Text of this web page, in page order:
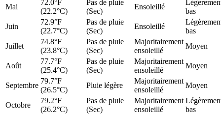
Mai
72.0°F
(22.2°C)
Pas de pluie
(Sec)
Ensoleillé
bas
Juin
72.9°F
(22.7°C)
Pas de pluie
(Sec)
Ensoleillé
bas
Juillet
74.8°F
(23.8°C)
Pas de pluie
(Sec)
Majoritairement
ensoleillé
Moyen
Août
77.7°F
(25.4°C)
Pas de pluie
(Sec)
Majoritairement
ensoleillé
Moyen
Septembre
79.7°F
(26.5°C)
Pluie légère
Majoritairement
ensoleillé
Moyen
Octobre
79.2°F
(26.2°C)
Pas de pluie
(Sec)
Majoritairement
ensoleillé
bas